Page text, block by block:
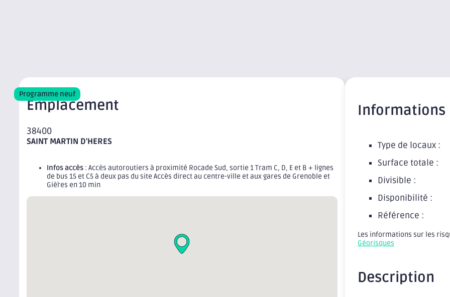
Programme neuf
Emplacement
38400
SAINT MARTIN D'HERES
Infos accès : Accès autoroutiers à proximité Rocade Sud, sortie 1 Tram C, D, E et B + lignes
de bus 15 et C5 à deux pas du site Accès direct au centre-ville et aux gares de Grenoble et
Giè̀res en 10 min
Informations
Type de locaux :
Surface totale :
Divisible :
Disponibilité :
Référence :
Les informations sur les
Géorisques
Description